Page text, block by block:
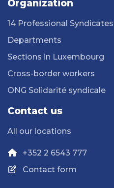
Organization
14 Professional Syndicates
Departments
Sections in Luxembourg
Cross-border workers
ONG Solidarité syndicale
Contact us
All our locations
+352 2 6543 777
Contact form